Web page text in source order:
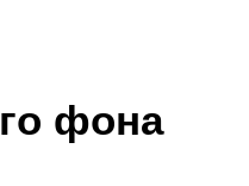
фона